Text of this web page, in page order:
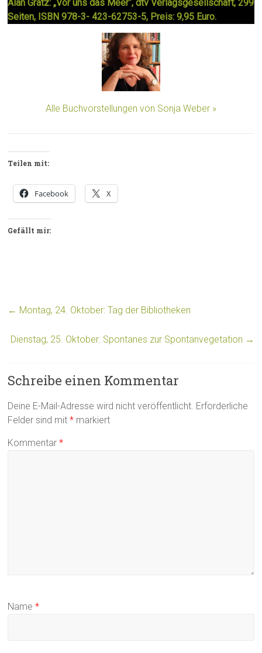
Alan Gratz: „Vor uns das Meer“, dtv Verlagsgesellschaft, 299
Seiten, ISBN 978-3- 423-62753-5, Preis: 9,95 Euro.
Alle Buchvorstellungen von Sonja Weber »
Teilen mit:
Facebook X
Gefällt mir:
← Montag, 24. Oktober: Tag der Bibliotheken
Dienstag, 25. Oktober: Spontanes zur Spontanvegetation →
Schreibe einen Kommentar
Deine E-Mail-Adresse wird nicht veröffentlicht. Erforderliche
Felder sind mit* markiert
Kommentar*
Name*